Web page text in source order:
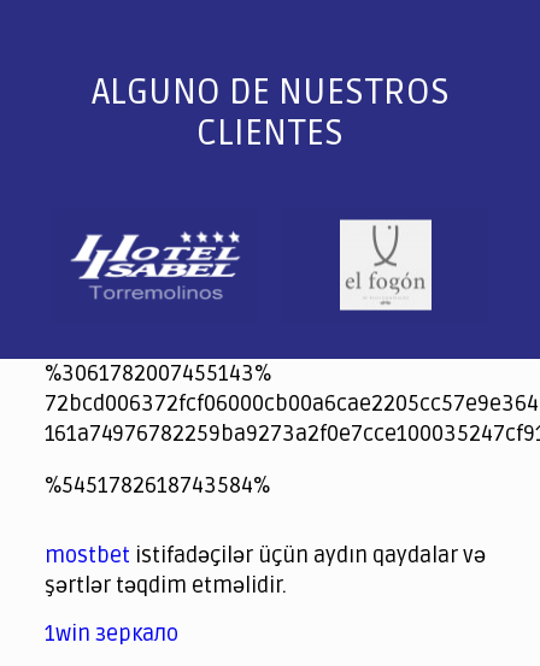
ALGUNO DE NUESTROS
CLIENTES
%3061782007455143%
jeetcity
1xbet
jeet city casino
%5451782618743584%
spintiger
Avabet
Spinrise
Crown Green
Crowngreen casino login
슈가 러쉬1000 슬롯
crazy time casino online
1xcasinozambia.com
codingworldnews.com
parimatch.kr
winorio
winorio casino
winorio
mostbet istifadəçilər üçün aydın qaydalar və
şərtlər təqdim etməlidir.
1win зеркало